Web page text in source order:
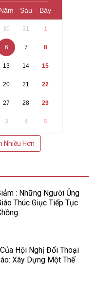
Năm Sáu Bảy
30 31 1
6 7 8
13 14 15
20 21 22
27 28 29
3 4 5
Nhiều Hơn
: Những Người Ủng
Thúc Giục Tiếp Tục
Hội Nghị Đối Thoại
Xây Dựng Một Thế